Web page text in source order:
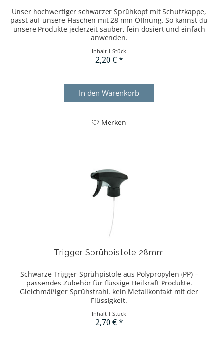
Unser hochwertiger schwarzer Sprühkopf mit Schutzkappe,
passt auf unsere Flaschen mit 28 mm Öffnung. So kannst du
unsere Produkte jederzeit sauber, fein dosiert und einfach
anwenden.
Inhalt 1 Stück
2,20 € *
In den Warenkorb
Merken
Trigger Sprühpistole 28mm
Schwarze Trigger-Sprühpistole aus Polypropylen (PP) –
passendes Zubehör für flüssige Heilkraft Produkte.
Gleichmäßiger Sprühstrahl, kein Metallkontakt mit der
Flüssigkeit.
Inhalt 1 Stück
2,70 € *